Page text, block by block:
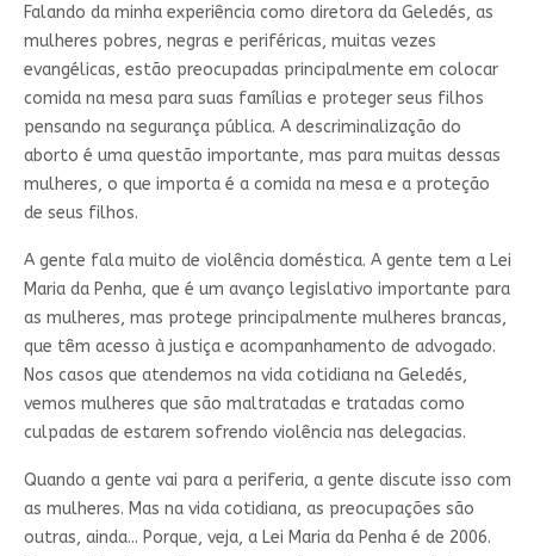
Falando da minha experiência como diretora da Geledés, as
mulheres pobres, negras e periféricas, muitas vezes
evangélicas, estão preocupadas principalmente em colocar
comida na mesa para suas famílias e proteger seus filhos
pensando na segurança pública. A descriminalização do
aborto é uma questão importante, mas para muitas dessas
mulheres, o que importa é a comida na mesa e a proteção
de seus filhos.
A gente fala muito de violência doméstica. A gente tem a Lei
Maria da Penha, que é um avanço legislativo importante para
as mulheres, mas protege principalmente mulheres brancas,
que têm acesso à justiça e acompanhamento de advogado.
Nos casos que atendemos na vida cotidiana na Geledés,
vemos mulheres que são maltratadas e tratadas como
culpadas de estarem sofrendo violência nas delegacias.
Quando a gente vai para a periferia, a gente discute isso com
as mulheres. Mas na vida cotidiana, as preocupações são
outras, ainda... Porque, veja, a Lei Maria da Penha é de 2006.